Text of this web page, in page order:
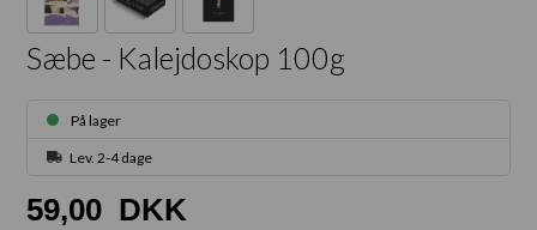
Sæbe - Kalejdoskop 100g
På lager
Lev. 2-4 dage
59,00 DKK